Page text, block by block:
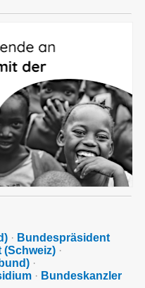
· Bundespräsident
(Schweiz) ·
·
· Bundeskanzler